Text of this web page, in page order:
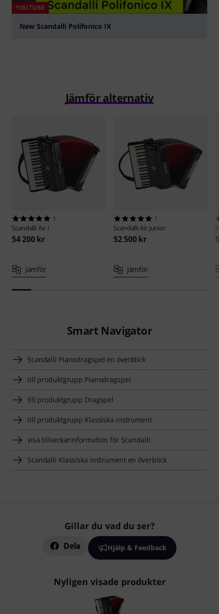
YOUTUBE
New Scandalli Polifonico IX
Jämför alternativ
1
ScandalliAir I
54 200 kr
Jämför
1
ScandalliAir Junior
52 500 kr
Jämför
Smart Navigator
Scandalli Pianodragspel en överblick
till produktgrupp Pianodragspel
till produktgrupp Dragspel
till produktgrupp Klassiska instrument
visa tillverkarinformation för Scandalli
Scandalli Klassiska instrument en överblick
Gillar du vad du ser?
Dela Hjälp & Feedback
Nyligen visade produkter